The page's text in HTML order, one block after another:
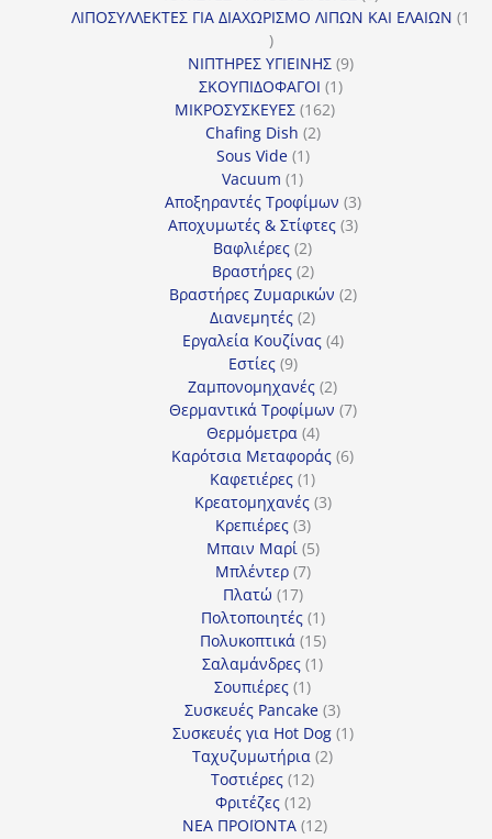
προϊόντα
ΛΙΠΟΣΥΛΛΕΚΤΕΣ ΓΙΑ ΔΙΑΧΩΡΙΣΜΟ ΛΙΠΩΝ ΚΑΙ ΕΛΑΙΩΝ 1
1
προϊόν
ΝΙΠΤΗΡΕΣ ΥΓΙΕΙΝΗΣ 99
ΣΚΟΥΠΙΔΟΦΑΓΟΙ 11
ΜΙΚΡΟΣΥΣΚΕΥΕΣ 162162
Chafing Dish 22
Sous Vide 11
Vacuum 11
προϊόν
Αποξηραντές Τροφίμων 33
προϊόντα
Αποχυμωτές & Στίφτες 33
Βαφλιέρες 22
προϊόντα
Βραστήρες 22
προϊόντα
Βραστήρες Ζυμαρικών 22
Διανεμητές 22
προϊόντα
Εργαλεία Κουζίνας 44
Εστίες 99
προϊόντα
Ζαμπονομηχανές 22
προϊόντα
Θερμαντικά Τροφίμων 77
Θερμόμετρα 44
προϊόντα
Καρότσια Μεταφοράς 66
Καφετιέρες 11
προϊόν
Κρεατομηχανές 33
Κρεπιέρες 33
προϊόντα
Μπαιν Μαρί 55
Μπλέντερ 77
Πλατώ 1717
προϊόντα
Πολτοποιητές 11
προϊόν
Πολυκοπτικά 1515
προϊόντα
Σαλαμάνδρες 11
Σουπιέρες 11
προϊόν
Συσκευές Pancake 33
προϊόντα
Συσκευές για Hot Dog 11
Ταχυζυμωτήρια 22
Τοστιέρες 1212
προϊόντα
Φριτέζες 1212
προϊόντα
ΝΕΑ ΠΡΟΪΟΝΤΑ 1212